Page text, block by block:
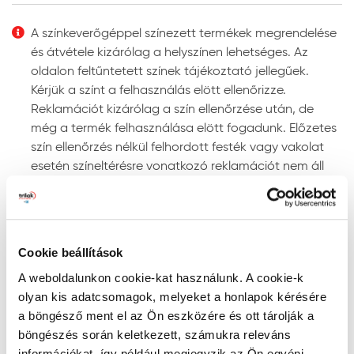
Cookie beállítások
A weboldalunkon cookie-kat használunk. A cookie-k
olyan kis adatcsomagok, melyeket a honlapok kérésére
a böngésző ment el az Ön eszközére és ott tárolják a
böngészés során keletkezett, számukra releváns
paramétereket az adott géptípushoz kell beállítani.
Színezhetőség:színkeverőgépen több ezer UV-álló
színben színezhető.
Megjegyzés: a javasolt rétegfelépítések minden esetben
a legjobb tudásunk szerinti ajánlások, és nem mentesítik
a felhasználót az adott festendő felület vizsgálatától.
Gépi színkeverés: a színkeverőgép a kiválasztott
alkalmazzon „nem fényálló” jelzéssel ellátott színt
kifakulhatnak.
A gépi színkeverés pontosságának megítélésére
megfelelő színmérő berendezés alkalmas, mivel a
szemünkkel látott színt sok tényező (a referencia
A színkeverőgéppel színezett termékek megrendelése
és átvétele kizárólag a helyszínen lehetséges. Az
oldalon feltűntetett színek tájékoztató jellegűek.
Kérjük a színt a felhasználás elött ellenőrizze.
Reklamációt kizárólag a szín ellenőrzése után, de
még a termék felhasználása elött fogadunk. Előzetes
szín ellenőrzés nélkül felhordott festék vagy vakolat
esetén színeltérésre vonatkozó reklamációt nem áll
Szín keresése kód szerint
RAL, NCS, és PPG Voice of Color színskálákban történő
alábbiak szerint:
- RAL kód: a RAL szó után szóközzel írjon be 4
számkaraktert (pl. RAL 7001)
- NCS kód: az S betű után szóközzel írjon be 4